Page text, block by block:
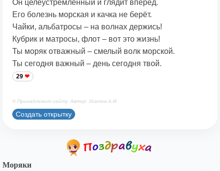
Он целеустремлённый и глядит вперед.
Его болезнь морская и качка не берёт.
Чайки, альбатросы – на волнах держись!
Кубрик и матросы, флот – вот это жизнь!
Ты моряк отважный – смелый волк морской.
Ты сегодня важный – день сегодня твой.
29
© Принадлежит сайту. Автор: Усатов А.И.
Создать открытку
Моряки